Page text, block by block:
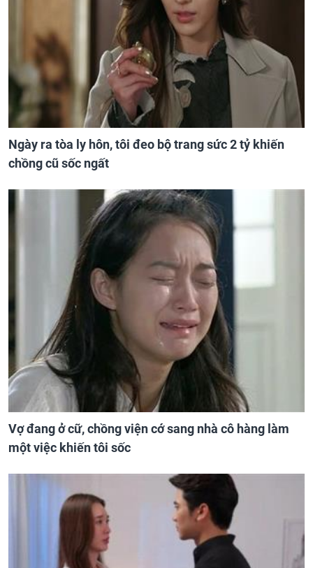
Ngày ra tòa ly hôn, tôi đeo bộ trang sức 2 tỷ khiến
chồng cũ sốc ngất
Vợ đang ở cữ, chồng viện cớ sang nhà cô hàng làm
một việc khiến tôi sốc